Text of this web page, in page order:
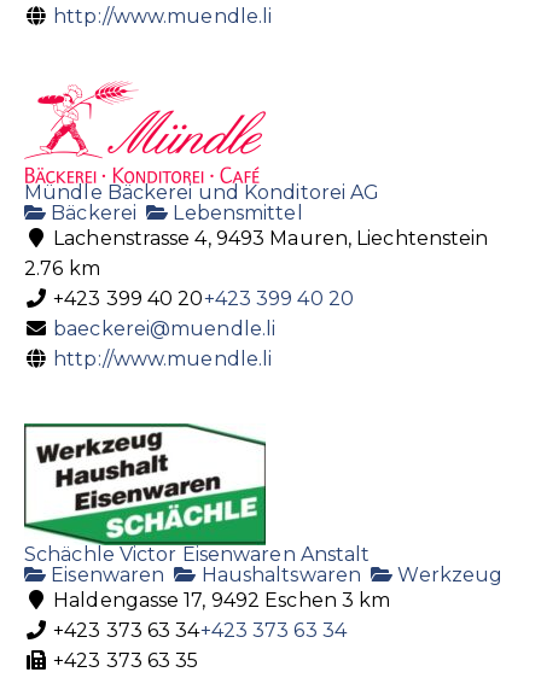
http://www.muendle.li
Mündle Bäckerei und Konditorei AG
Bäckerei
Lebensmittel
Lachenstrasse 4, 9493 Mauren, Liechtenstein
2.76 km
+423 399 40 20+423 399 40 20
baeckerei@muendle.li
http://www.muendle.li
Schächle Victor Eisenwaren Anstalt
Eisenwaren
Haushaltswaren
Werkzeug
Haldengasse 17, 9492 Eschen 3 km
+423 373 63 34+423 373 63 34
+423 373 63 35